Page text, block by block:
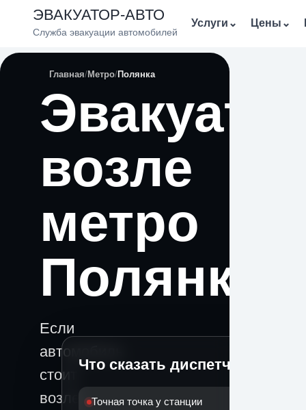
ЭВАКУАТОР-АВТО
Служба эвакуации автомобилей
Услуги ⌄ Цены ⌄
Главная Метро Полянка
возле
метро
Полянка
Если
автомобиль
стоит
возле
Что сказать диспетчеру
Точная точка у станции